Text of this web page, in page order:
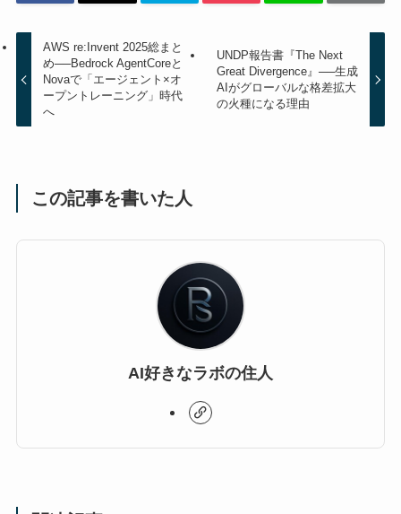
AWS re:Invent 2025総まと
め──Bedrock AgentCoreと
Novaで「エージェント×オ
ープントレーニング」時代
へ
UNDP報告書『The Next
Great Divergence』──生成
AIがグローバルな格差拡大
の火種になる理由
この記事を書いた人
AI好きなラボの住人